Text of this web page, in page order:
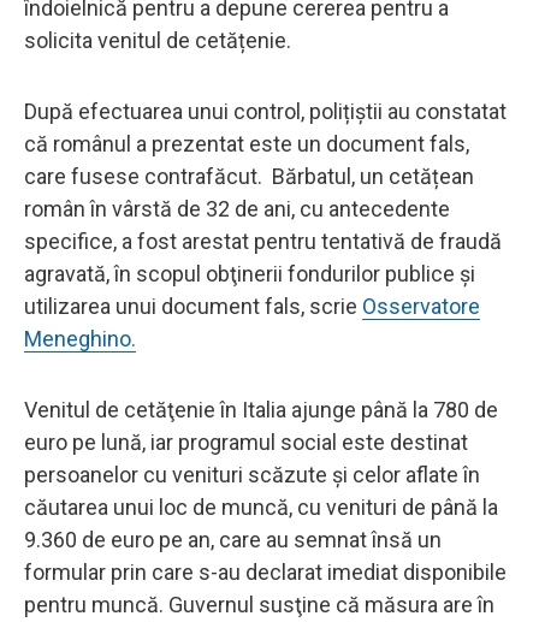
îndoielnică pentru a depune cererea pentru a
solicita venitul de cetățenie.
După efectuarea unui control, polițiștii au constatat
că românul a prezentat este un document fals,
care fusese contrafăcut. Bărbatul, un cetățean
român în vârstă de 32 de ani, cu antecedente
specifice, a fost arestat pentru tentativă de fraudă
agravată, în scopul obţinerii fondurilor publice și
utilizarea unui document fals, scrie Osservatore
Meneghino.
Venitul de cetăţenie în Italia ajunge până la 780 de
euro pe lună, iar programul social este destinat
persoanelor cu venituri scăzute și celor aflate în
căutarea unui loc de muncă, cu venituri de până la
9.360 de euro pe an, care au semnat însă un
formular prin care s-au declarat imediat disponibile
pentru muncă. Guvernul susţine că măsura are în